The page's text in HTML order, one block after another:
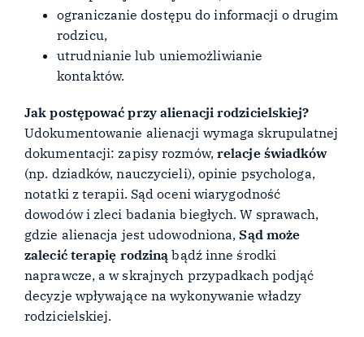
ograniczanie dostępu do informacji o drugim
rodzicu,
utrudnianie lub uniemożliwianie
kontaktów.
Jak postępować przy alienacji rodzicielskiej?
Udokumentowanie alienacji wymaga skrupulatnej
dokumentacji: zapisy rozmów, relacje świadków
(np. dziadków, nauczycieli), opinie psychologa,
notatki z terapii. Sąd oceni wiarygodność
dowodów i zleci badania biegłych. W sprawach,
gdzie alienacja jest udowodniona,Sąd może
zalecić terapię rodziną bądź inne środki
naprawcze, a w skrajnych przypadkach podjąć
decyzje wpływające na wykonywanie władzy
rodzicielskiej.